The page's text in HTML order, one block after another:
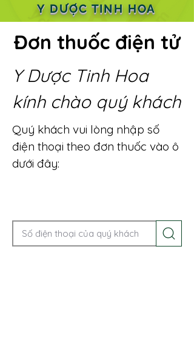
Y DƯỢC TINH HOA
Đơn thuốc điện tử
Y Dược Tinh Hoa
kính chào quý khách
Quý khách vui lòng nhập số
điện thoại theo đơn thuốc vào ô
dưới đây: